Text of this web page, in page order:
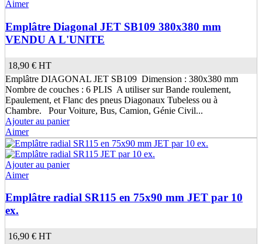
Aimer
Emplâtre Diagonal JET SB109 380x380 mm
VENDU A L'UNITE
18,90 € HT
Emplâtre DIAGONAL JET SB109 Dimension : 380x380 mm
Nombre de couches : 6 PLIS A utiliser sur Bande roulement,
Epaulement, et Flanc des pneus Diagonaux Tubeless ou à
Chambre. Pour Voiture, Bus, Camion, Génie Civil...
Ajouter au panier
Aimer
Ajouter au panier
Aimer
Emplâtre radial SR115 en 75x90 mm JET par 10
ex.
16,90 € HT